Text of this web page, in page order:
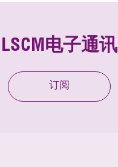
LSCM电子通讯
订阅